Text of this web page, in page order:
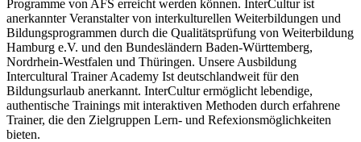
Programme von AFS erreicht werden können. InterCultur ist
anerkannter Veranstalter von interkulturellen Weiterbildungen und
Bildungsprogrammen durch die Qualitätsprüfung von Weiterbildung
Hamburg e.V. und den Bundesländern Baden-Württemberg,
Nordrhein-Westfalen und Thüringen. Unsere Ausbildung
Intercultural Trainer Academy Ist deutschlandweit für den
Bildungsurlaub anerkannt. InterCultur ermöglicht lebendige,
authentische Trainings mit interaktiven Methoden durch erfahrene
Trainer, die den Zielgruppen Lern- und Refexionsmöglichkeiten
bieten.